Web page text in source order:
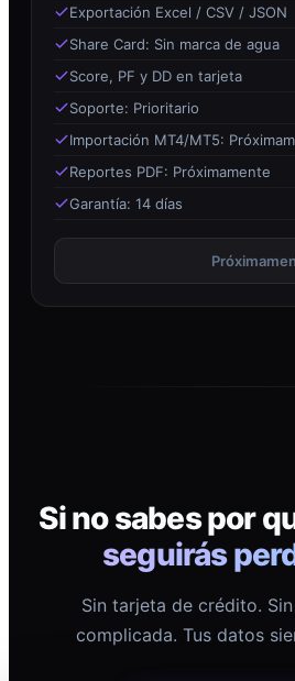
Exportación Excel / CSV / JSON
Share Card: Sin marca de agua
Score, PF y DD en tarjeta
Soporte: Prioritario
Importación MT4/MT5:
Reportes PDF: Próximamente
Garantía: 14 días
Si no sabes por
seguirás
Sin tarjeta de crédito.
complicada. Tus datos